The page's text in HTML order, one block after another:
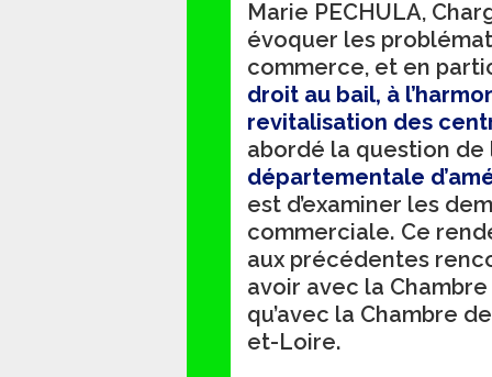
Marie PECHULA,
évoquer les
commerce, et en
droit au bail, à
revitalisation des
abordé la question
départementale
est d’examiner les
commerciale. Ce
aux précédentes
avoir avec la
qu’avec la Chambre
et-Loire.